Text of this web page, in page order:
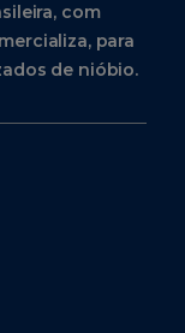
com
para
de nióbio.